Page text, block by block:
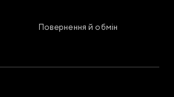
Повернення й обмін